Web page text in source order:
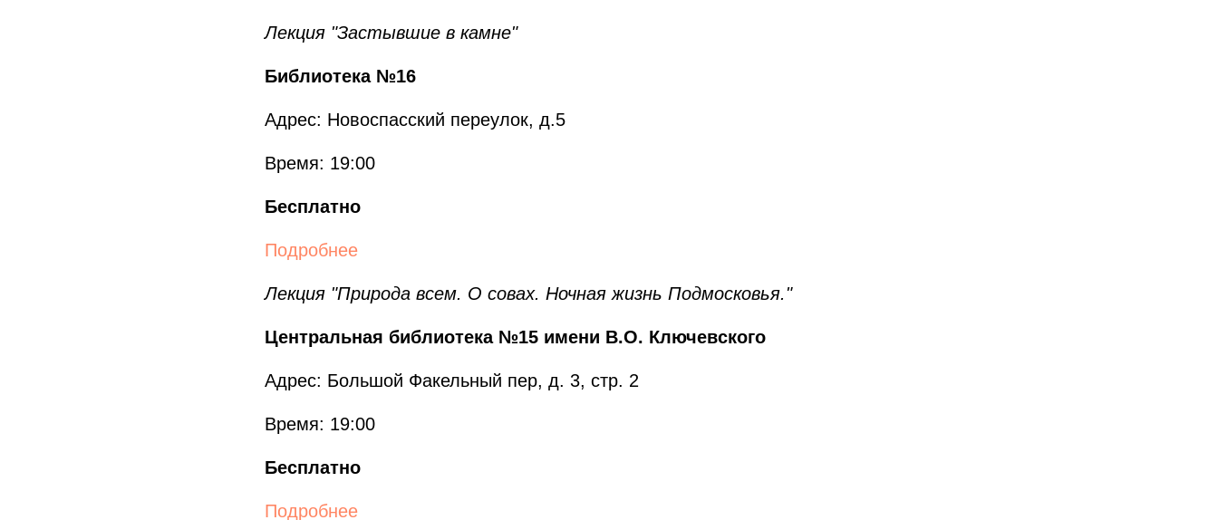
Лекция "Застывшие в камне"
Библиотека №16
Адрес: Новоспасский переулок, д.5
Время: 19:00
Бесплатно
Подробнее
Лекция "Природа всем. О совах. Ночная жизнь Подмосковья."
Центральная библиотека №15 имени В.О. Ключевского
Адрес: Большой Факельный пер, д. 3, стр. 2
Время: 19:00
Бесплатно
Подробнее